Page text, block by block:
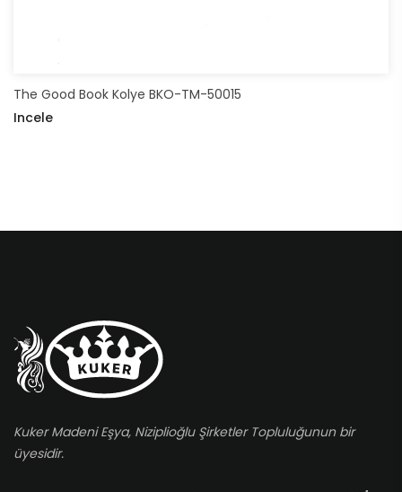
The Good Book Kolye BKO-TM-50015
Incele
Kuker Madeni Eşya, Niziplioğlu Şirketler Topluluğunun bir
üyesidir.